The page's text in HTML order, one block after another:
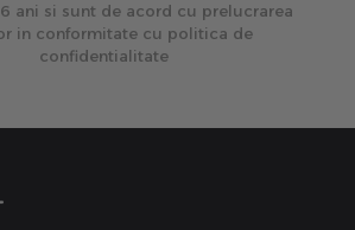
ani si sunt de acord cu prelucrarea
in conformitate cu politica de
confidentialitate